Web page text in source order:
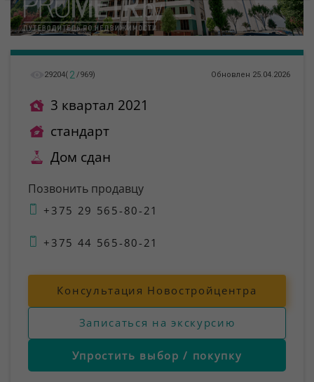
29204( 2 /969) Обновлен 25.04.2026
3 квартал 2021
стандарт
Дом сдан
Позвонить продавцу
+375 29 565-80-21
+375 44 565-80-21
Консультация Новостройцентра
Записаться на экскурсию
Упростить выбор / покупку